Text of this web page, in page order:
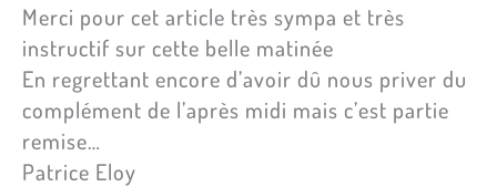
Merci pour cet article très sympa et très
instructif sur cette belle matinée
En regrettant encore d’avoir dû nous priver du
complément de l’après midi mais c’est partie
remise…
Patrice Eloy